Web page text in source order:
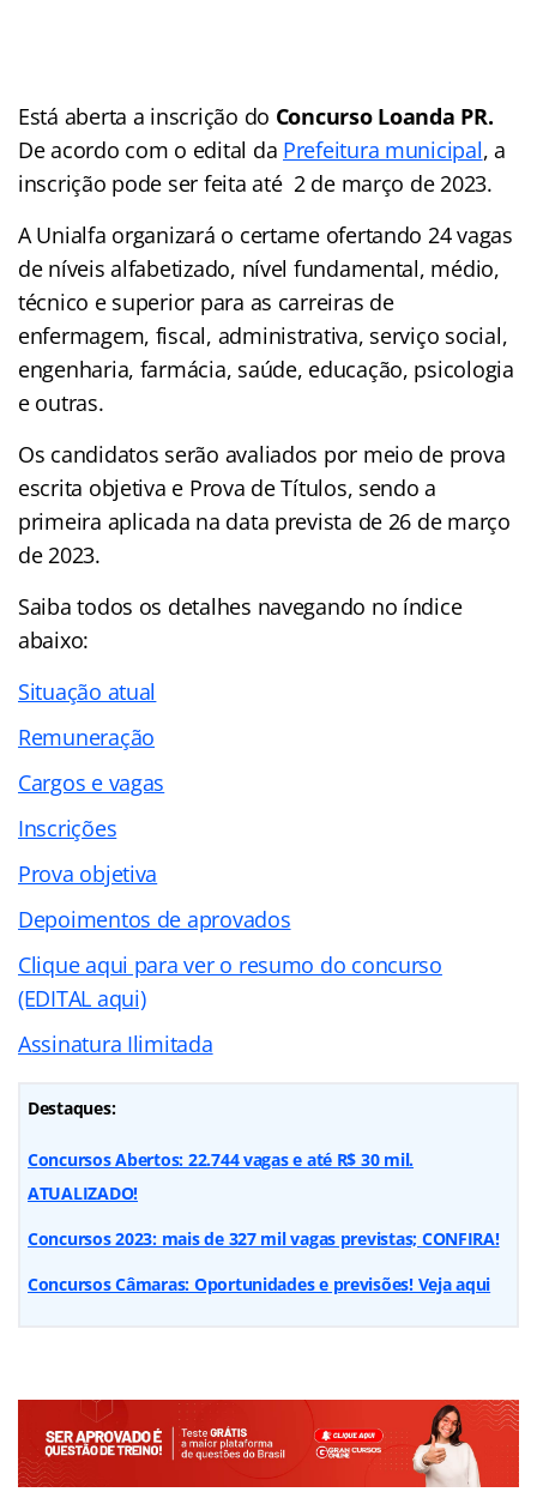
Está aberta a inscrição do Concurso Loanda PR.
De acordo com o edital da Prefeitura municipal, a
inscrição pode ser feita até 2 de março de 2023.
A Unialfa organizará o certame ofertando 24 vagas
de níveis alfabetizado, nível fundamental, médio,
técnico e superior para as carreiras de
enfermagem, fiscal, administrativa, serviço social,
engenharia, farmácia, saúde, educação, psicologia
e outras.
Os candidatos serão avaliados por meio de prova
escrita objetiva e Prova de Títulos, sendo a
primeira aplicada na data prevista de 26 de março
de 2023.
Saiba todos os detalhes navegando no índice
abaixo:
Situação atual
Remuneração
Cargos e vagas
Inscrições
Prova objetiva
Depoimentos de aprovados
Clique aqui para ver o resumo do concurso
(EDITAL aqui)
Assinatura Ilimitada
Destaques:
Concursos Abertos: 22.744 vagas e até R$ 30 mil.
ATUALIZADO!
Concursos 2023: mais de 327 mil vagas previstas; CONFIRA!
Concursos Câmaras: Oportunidades e previsões! Veja aqui